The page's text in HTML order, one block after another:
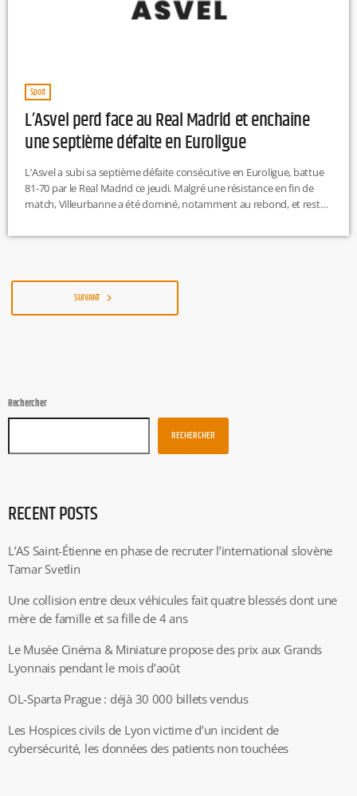
Sport
L’Asvel perd face au Real Madrid et enchaîne
une septième défaite en Euroligue
L’Asvel a subi sa septième défaite consécutive en Euroligue, battue
81-70 par le Real Madrid ce jeudi. Malgré une résistance en fin de
match, Villeurbanne a été dominé, notamment au rebond, et reste
club se rendra à Monaco dimanche en championnat avant de
SUIVANT navigate_next
Rechercher
RECHERCHER
RECENT POSTS
L’AS Saint-Étienne en phase de recruter l’international slovène
Tamar Svetlin
Une collision entre deux véhicules fait quatre blessés dont une
mère de famille et sa fille de 4 ans
Le Musée Cinéma & Miniature propose des prix aux Grands
Lyonnais pendant le mois d’août
OL-Sparta Prague : déjà 30 000 billets vendus
Les Hospices civils de Lyon victime d’un incident de
cybersécurité, les données des patients non touchées